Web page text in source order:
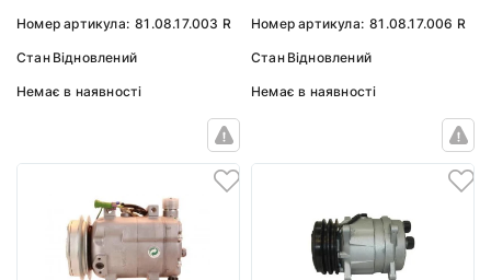
Номер артикула: 81.08.17.003 R
Стан Відновлений
Немає в наявності
Номер артикула: 81.08.17.006 R
Стан Відновлений
Немає в наявності